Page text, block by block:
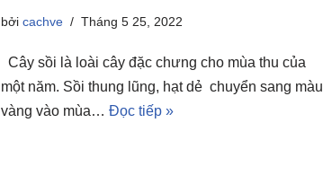
bởi cachve Tháng 5 25, 2022
Cây sồi là loài cây đặc chưng cho mùa thu của
một năm. Sồi thung lũng, hạt dẻ chuyển sang màu
vàng vào mùa… Đọc tiếp »